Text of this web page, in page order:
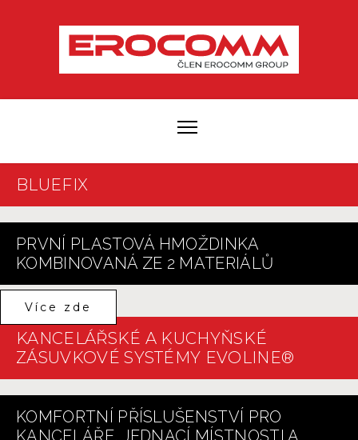
BLUEFIX
PRVNÍ PLASTOVÁ HMOŽDINKA
KOMBINOVANÁ ZE 2 MATERIÁLŮ
Více zde
KANCELÁŘSKÉ A KUCHYŇSKÉ
ZÁSUVKOVÉ SYSTÉMY EVOLINE®
KOMFORTNÍ PŘÍSLUŠENSTVÍ PRO
KANCELÁŘE, JEDNACÍ MÍSTNOSTI A